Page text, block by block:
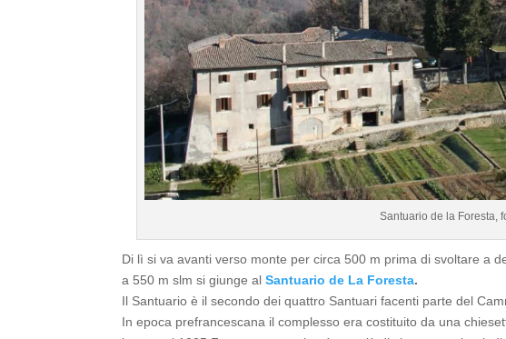
Santuario de la Foresta,
Di lì si va avanti verso monte per circa 500 m prima di svoltare a
a 550 m slm si giunge alSantuario de La Foresta.
Il Santuario è il secondo dei quattro Santuari facenti parte del
In epoca prefrancescana il complesso era costituito da una